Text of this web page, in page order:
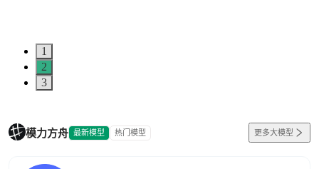
1
2
3
模力方舟 最新模型 热门模型 更多大模型